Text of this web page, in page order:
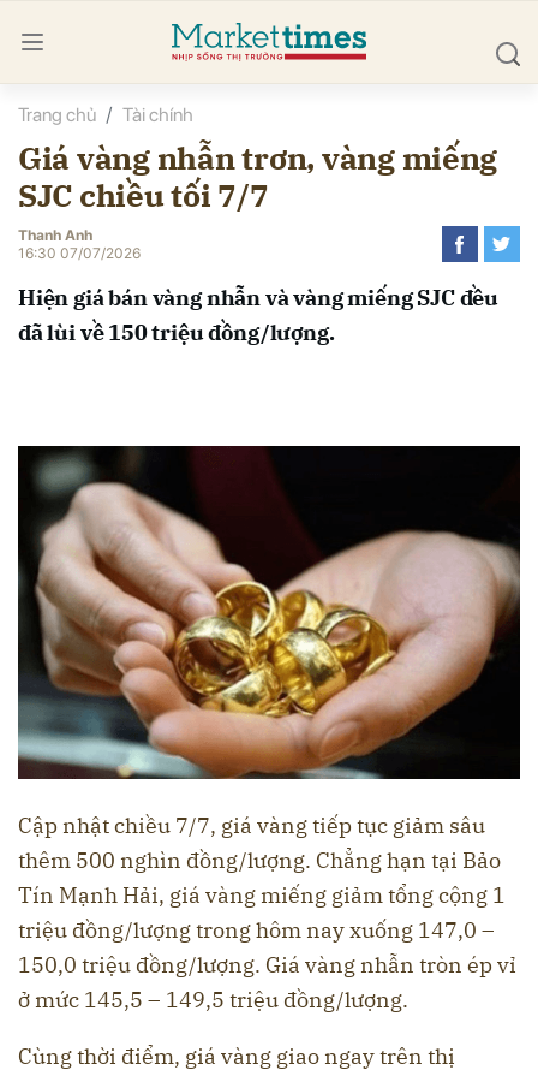
Trang chủ Tài chính
Giá vàng nhẫn trơn, vàng miếng
SJC chiều tối 7/7
Thanh Anh
16:30 07/07/2026
Hiện giá bán vàng nhẫn và vàng miếng SJC đều
đã lùi về 150 triệu đồng/lượng.
Cập nhật chiều 7/7, giá vàng tiếp tục giảm sâu
thêm 500 nghìn đồng/lượng. Chẳng hạn tại Bảo
Tín Mạnh Hải, giá vàng miếng giảm tổng cộng 1
triệu đồng/lượng trong hôm nay xuống 147,0 –
150,0 triệu đồng/lượng. Giá vàng nhẫn tròn ép vỉ
ở mức 145,5 – 149,5 triệu đồng/lượng.
Cùng thời điểm, giá vàng giao ngay trên thị
luận